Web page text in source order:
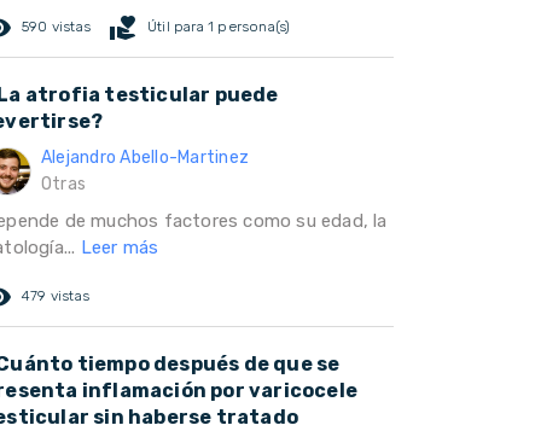
590 vistas volunteer_activism Útil para 1 persona(s)
atrofia testicular puede
Alejandro Abello-Martinez
Otras
de muchos factores como su edad, la
Leer más
479 vistas
tiempo después de que se
inflamación por varicocele
sin haberse tratado